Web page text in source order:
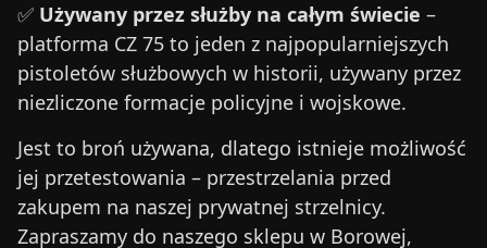
✅ Używany przez służby na całym świecie –
platforma CZ 75 to jeden z najpopularniejszych
pistoletów służbowych w historii, używany przez
niezliczone formacje policyjne i wojskowe.
Jest to broń używana, dlatego istnieje możliwość
jej przetestowania – przestrzelania przed
zakupem na naszej prywatnej strzelnicy.
Zapraszamy do naszego sklepu w Borowej,